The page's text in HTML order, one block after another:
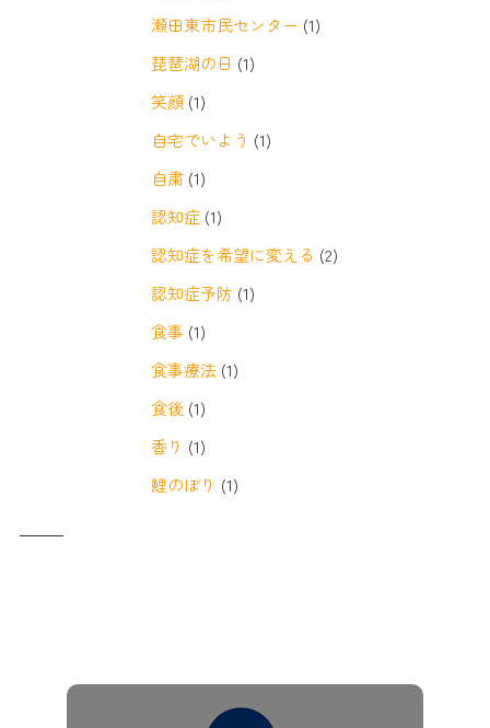
瀬田東市民センター (1)
琵琶湖の日 (1)
笑顔 (1)
自宅でいよう (1)
自粛 (1)
認知症 (1)
認知症を希望に変える (2)
認知症予防 (1)
食事 (1)
食事療法 (1)
食後 (1)
香り (1)
鯉のぼり (1)